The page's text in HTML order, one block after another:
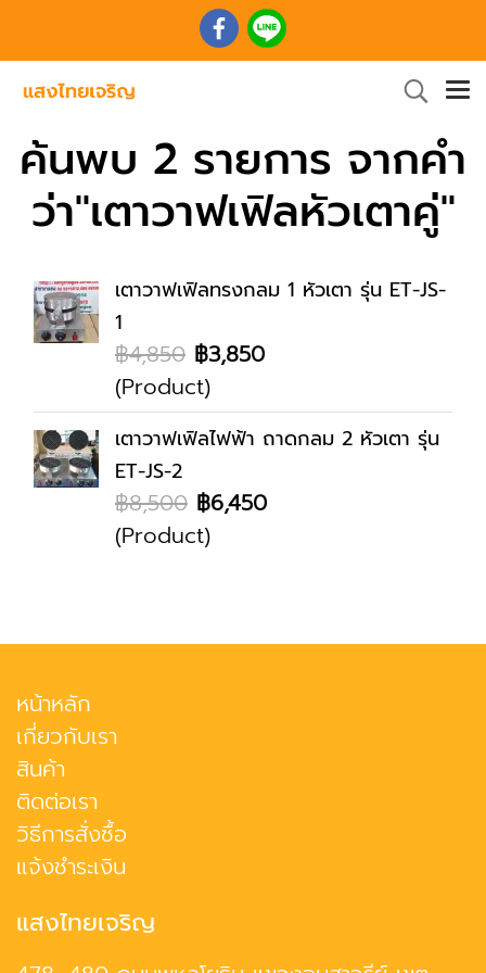
ค้นพบ 2 รายการ จากคำ
ว่า"เตาวาฟเฟิลหัวเตาคู่"
เตาวาฟเฟิลทรงกลม 1 หัวเตา รุ่น ET-JS-
1
฿4,850 ฿3,850
(Product)
เตาวาฟเฟิลไฟฟ้า ถาดกลม 2 หัวเตา รุ่น
ET-JS-2
฿8,500 ฿6,450
(Product)
หน้าหลัก
เกี่ยวกับเรา
สินค้า
ติดต่อเรา
วิธีการสั่งซื้อ
แจ้งชำระเงิน
แสงไทยเจริญ